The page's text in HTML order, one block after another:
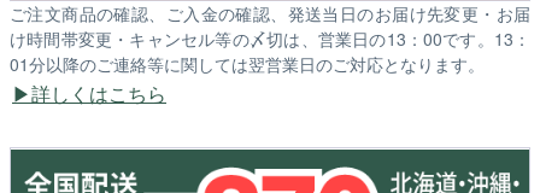
ご注文商品の確認、ご入金の確認、発送当日のお届け先変更・お届
け時間帯変更・キャンセル等の〆切は、営業日の13：00です。13：
01分以降のご連絡等に関しては翌営業日のご対応となります。
詳しくはこちら